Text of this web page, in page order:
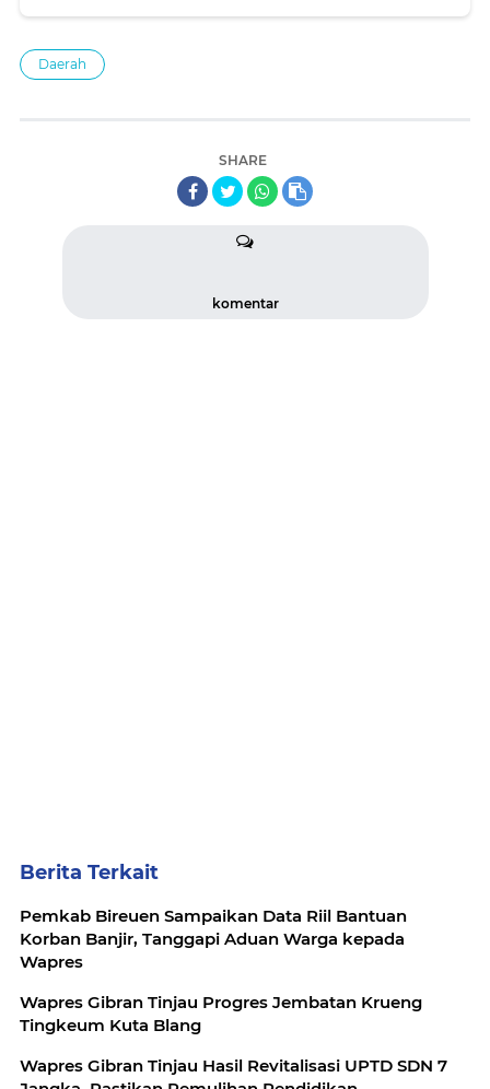
Daerah
SHARE
komentar
Berita Terkait
Pemkab Bireuen Sampaikan Data Riil Bantuan
Korban Banjir, Tanggapi Aduan Warga kepada
Wapres
Wapres Gibran Tinjau Progres Jembatan Krueng
Tingkeum Kuta Blang
Wapres Gibran Tinjau Hasil Revitalisasi UPTD SDN 7